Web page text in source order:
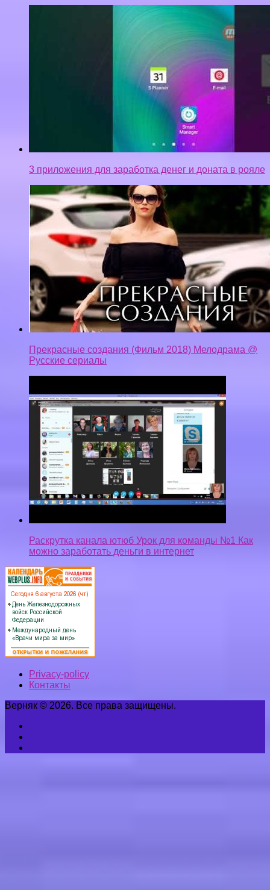
3 приложения для заработка денег и доната в рояле
Прекрасные создания (Фильм 2018) Мелодрама @
Русские сериалы
Раскрутка канала ютюб Урок для команды №1 Как
можно заработать деньги в интернет
Privacy-policy
Контакты
Верняк © 2026. Все права защищены.